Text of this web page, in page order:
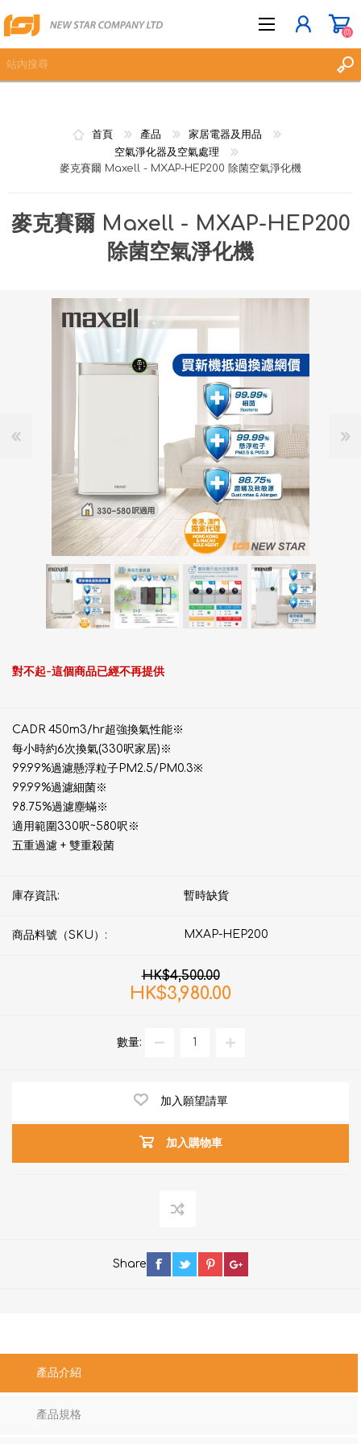
願望清單
(0)
首頁 產品
家居電器及用品
空氣淨化器及空氣處理
麥克賽爾 Maxell - MXAP-HEP200 除菌空氣淨化機
麥克賽爾 Maxell - MXAP-HEP200
除菌空氣淨化機
對不起-這個商品已經不再提供
CADR 450m3/hr超強換氣性能※
每小時約6次換氣(330呎家居)※
99.99%過濾懸浮粒子PM2.5/PM0.3※
99.99%過濾細菌※
98.75%過濾塵蟎※
適用範圍330呎~580呎※
五重過濾 + 雙重殺菌
庫存資訊: 暫時缺貨
商品料號（SKU）: MXAP-HEP200
HK$4,500.00
HK$3,980.00
數量:
加入願望請單
加入購物車
Share
產品介紹
產品規格